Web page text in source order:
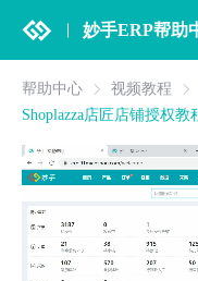
妙手ERP帮助
帮助中心 视频教程
Shoplazza店匠店铺授权教